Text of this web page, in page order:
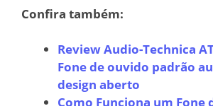
Confira também:
Review Audio-Technica
Fone de ouvido padrão
design aberto
Como Funciona um Fone